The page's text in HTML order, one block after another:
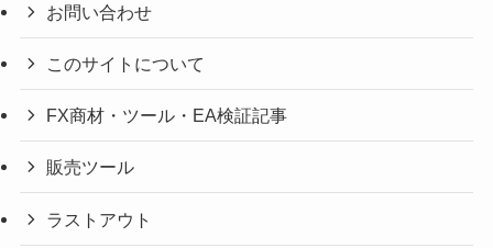
お問い合わせ
このサイトについて
FX商材・ツール・EA検証記事
販売ツール
ラストアウト